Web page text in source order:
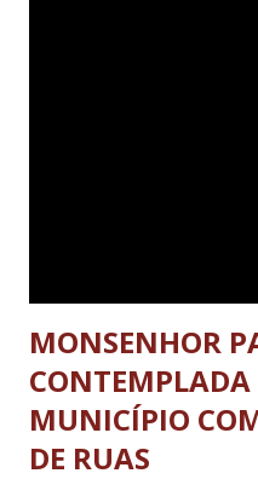
MONSENHOR
CONTEMPLADA
MUNICÍPIO
DE RUAS